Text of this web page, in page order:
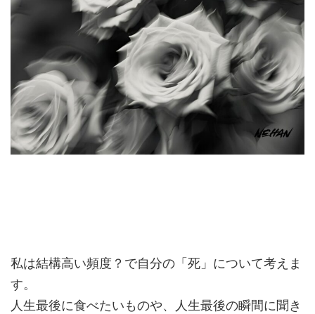
私は結構高い頻度？で自分の「死」について考えま
す。
人生最後に食べたいものや、人生最後の瞬間に聞き